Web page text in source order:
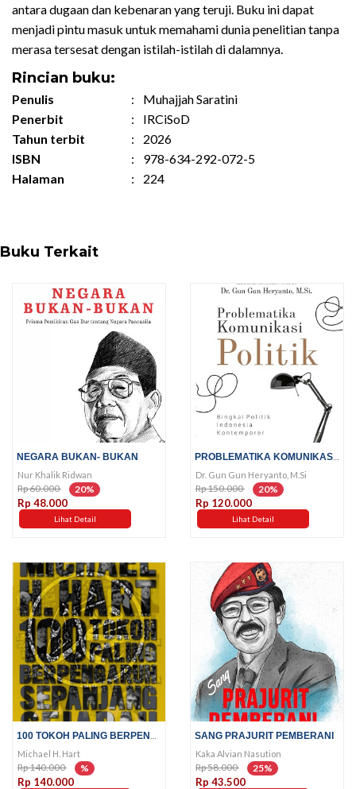
antara dugaan dan kebenaran yang teruji. Buku ini dapat
menjadi pintu masuk untuk memahami dunia penelitian tanpa
merasa tersesat dengan istilah-istilah di dalamnya.
Rincian buku:
Penulis :
Muhajjah Saratini
Penerbit
:
IRCiSoD
Tahun terbit
:
2026
ISBN
:
978-634-292-072-5
Halaman
: 224
Buku Terkait
NEGARA BUKAN- BUKAN
Nur Khalik Ridwan
Rp 60.000 20%
Rp 48.000
Lihat Detail
Dr. Gun Gun Heryanto, M.Si
Rp 150.000 20%
Rp 120.000
Lihat Detail
Michael H. Hart
Rp 140.000 %
Rp 140.000
SANG PRAJURIT PEMBERANI
Kaka Alvian Nasution
Rp 58.000 25%
Rp 43.500